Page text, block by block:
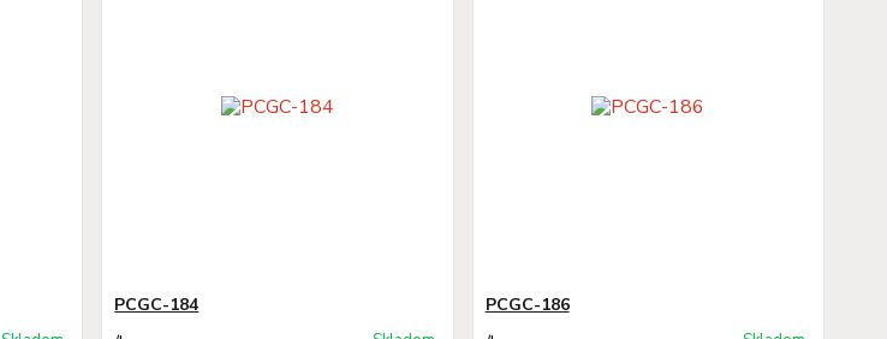
PCGC-184
PCGC-186